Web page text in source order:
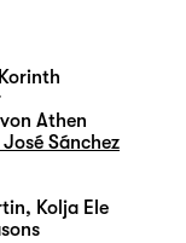
Athen
Sánchez
Kolja Ele